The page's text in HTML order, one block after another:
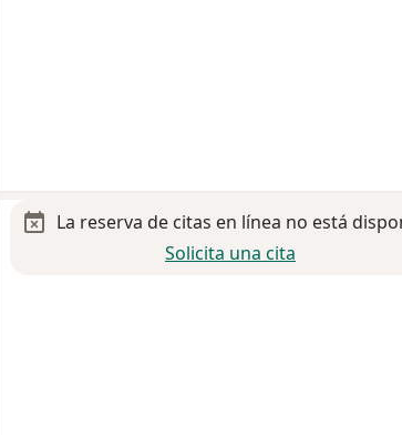
La reserva de citas en línea no está
Solicita una cita